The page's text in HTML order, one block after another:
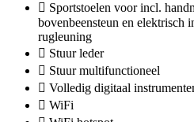
Sportstoelen voor incl.
bovenbeensteun en elektrisch
rugleuning
Stuur leder
Stuur multifunctioneel
Volledig digitaal
WiFi